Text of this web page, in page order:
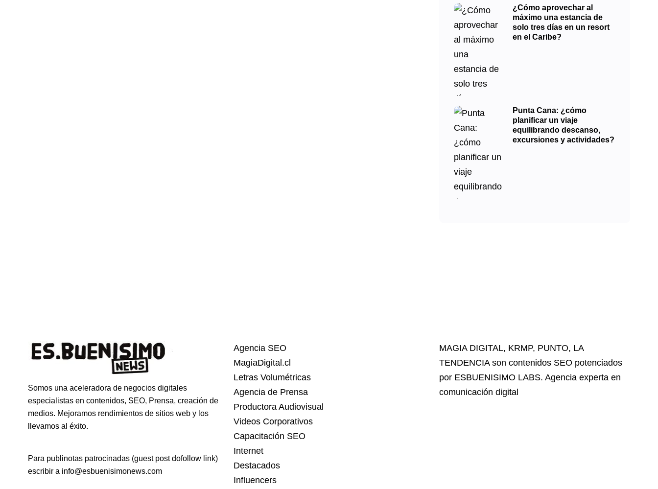
¿Cómo aprovechar al
máximo una estancia de
solo tres días en un resort
en el Caribe?
Punta Cana: ¿cómo
planificar un viaje
equilibrando descanso,
excursiones y actividades?
Somos una aceleradora de negocios digitales
especialistas en contenidos, SEO, Prensa, creación de
medios. Mejoramos rendimientos de sitios web y los
llevamos al éxito.
Para publinotas patrocinadas (guest post dofollow link)
escribir a info@esbuenisimonews.com
Agencia SEO
MagiaDigital.cl
Letras Volumétricas
Agencia de Prensa
Productora Audiovisual
Videos Corporativos
Capacitación SEO
Internet
Destacados
Influencers
MAGIA DIGITAL, KRMP, PUNTO, LA
TENDENCIAson contenidos SEO potenciados
por ESBUENISIMO LABS. Agencia experta en
comunicación digital